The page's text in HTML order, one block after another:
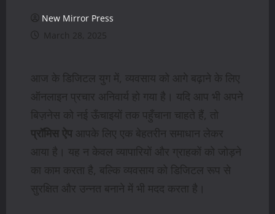
New Mirror Press
March 28, 2025
आज के डिजिटल युग में, व्यवसाय को आगे बढ़ाने के लिए
ऑनलाइन प्रचार अनिवार्य हो गया है। यदि आप भी अपने
बिज़नेस को नई ऊँचाइयों तक पहुँचाना चाहते हैं, तो
प्रॉमिस ऐप आपके लिए एक बेहतरीन समाधान लेकर
आया है। यह न केवल व्यापारियों और ग्राहकों को जोड़ने
का काम करता है, बल्कि व्यवसाय को डिजिटल रूप से
सुरक्षित और उन्नत बनाने में भी मदद करता है।